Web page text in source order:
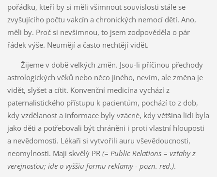
pořádku, kteří by si měli všimnout souvislosti stále se
zvyšujícího počtu vakcín a chronických nemocí dětí. Ano,
měli by. Proč si nevšimnou, to jsem zodpověděla o pár
řádek výše. Neumějí a často nechtějí vidět.
Žijeme v době velkých změn. Jsou-li příčinou přechody
astrologických věků nebo něco jiného, nevím, ale změna je
vidět, slyšet a cítit. Konvenční medicína vychází z
paternalistického přístupu k pacientům, pochází to z dob,
kdy vzdělanost a informace byly vzácné, kdy většina lidí byla
jako děti a potřebovali být chráněni i proti vlastní hlouposti
a nevědomosti. Lékaři si vytvořili auru vševědoucnosti,
neomylnosti. Mají skvělý PR (= Public Relations = vzťahy z
verejnosťou; ide o vyššiu formu reklamy - pozn. red.).